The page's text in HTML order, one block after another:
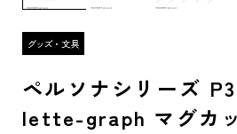
ペルソナシリーズ
lette-graph マグカ